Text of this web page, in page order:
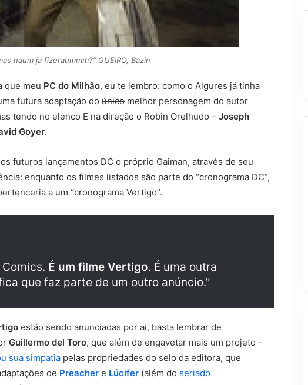
naum já fizeraummm?” GUEIRO, Bazin
que meu PC do Milhão, eu te lembro: como o Algures já tinha
futura adaptação do único melhor personagem do autor
tendo no elenco E na direção o Robin Orelhudo – Joseph
Goyer.
futuros lançamentos DC o próprio Gaiman, através de seu
enquanto os filmes listados são parte do “cronograma DC”,
a um “cronograma Vertigo”.
Comics. É um filme Vertigo. É uma outra
que faz parte de um outro anúncio.”
estão sendo anunciadas por ai, basta lembrar de
Guillermo del Toro, que além de engavetar mais um projeto –
sua simpatia pelas propriedades do selo da editora, que
de Preacher e Lúcifer (além do seriado